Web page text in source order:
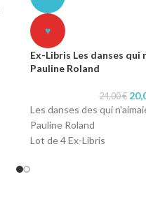
♥
Ex-Libris Les danses qui
Pauline Roland
24,00€
Les danses des qui
Pauline Roland
Lot de 4 Ex-Libris